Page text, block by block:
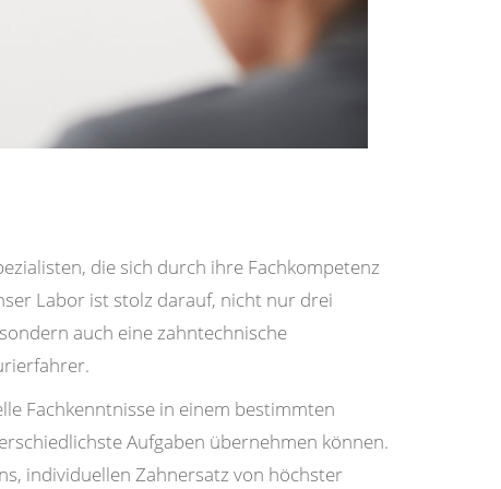
die sich durch ihre Fachkompetenz
Labor ist stolz darauf, nicht nur drei
auch eine zahntechnische
Fachkenntnisse in einem bestimmten
Aufgaben übernehmen können.
individuellen Zahnersatz von höchster